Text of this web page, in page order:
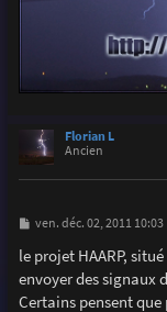
Florian L
Ancien
M
s
s
a
e
ven. déc. 02, 2011 10:03
le projet HAARP,
envoyer des signaux
Certains pensent